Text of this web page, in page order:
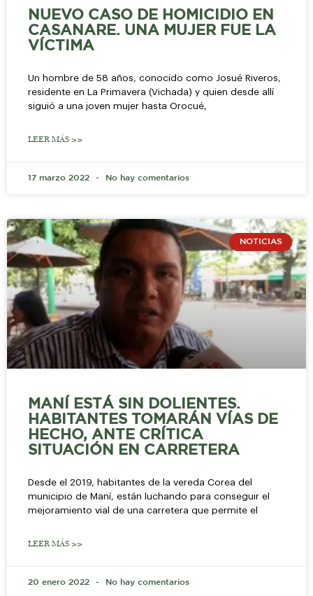
NUEVO CASO DE HOMICIDIO EN
CASANARE. UNA MUJER FUE LA
VÍCTIMA
Un hombre de 58 años, conocido como Josué Riveros,
residente en La Primavera (Vichada) y quien desde allí
siguió a una joven mujer hasta Orocué,
LEER MÁS >>
17 marzo 2022 No hay comentarios
NOTICIAS
MANÍ ESTÁ SIN DOLIENTES.
HABITANTES TOMARÁN VÍAS DE
HECHO, ANTE CRÍTICA
SITUACIÓN EN CARRETERA
Desde el 2019, habitantes de la vereda Corea del
municipio de Maní, están luchando para conseguir el
mejoramiento vial de una carretera que permite el
LEER MÁS >>
20 enero 2022 No hay comentarios